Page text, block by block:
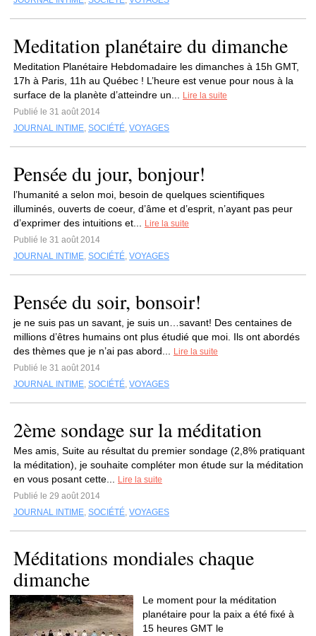
Meditation planétaire du dimanche
Meditation Planétaire Hebdomadaire les dimanches à 15h GMT,
17h à Paris, 11h au Québec ! L’heure est venue pour nous à la
surface de la planète d’atteindre un...
Lire la suite
Publié le 31 août 2014
JOURNAL INTIME, SOCIÉTÉ, VOYAGES
Pensée du jour, bonjour!
l’humanité a selon moi, besoin de quelques scientifiques
illuminés, ouverts de coeur, d’âme et d’esprit, n’ayant pas peur
d’exprimer des intuitions et...
Lire la suite
Publié le 31 août 2014
JOURNAL INTIME, SOCIÉTÉ, VOYAGES
Pensée du soir, bonsoir!
je ne suis pas un savant, je suis un…savant! Des centaines de
millions d’êtres humains ont plus étudié que moi. Ils ont abordés
des thèmes que je n’ai pas abord...
Lire la suite
Publié le 31 août 2014
JOURNAL INTIME, SOCIÉTÉ, VOYAGES
2ème sondage sur la méditation
Mes amis, Suite au résultat du premier sondage (2,8% pratiquant
la méditation), je souhaite compléter mon étude sur la méditation
en vous posant cette...
Lire la suite
Publié le 29 août 2014
JOURNAL INTIME, SOCIÉTÉ, VOYAGES
Méditations mondiales chaque
dimanche
Le moment pour la méditation
planétaire pour la paix a été fixé à
15 heures GMT le